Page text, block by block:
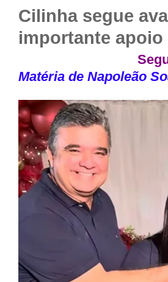
Cilinha segue
importante apoio
Matéria de Napoleão